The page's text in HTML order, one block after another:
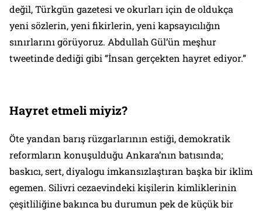
değil, Türkgün gazetesi ve okurları için de oldukça
yeni sözlerin, yeni fikirlerin, yeni kapsayıcılığın
sınırlarını görüyoruz. Abdullah Gül’ün meşhur
tweetinde dediği gibi “İnsan gerçekten hayret ediyor.”
Hayret etmeli miyiz?
Öte yandan barış rüzgarlarının estiği, demokratik
reformların konuşulduğu Ankara’nın batısında;
baskıcı, sert, diyalogu imkansızlaştıran başka bir iklim
egemen. Silivri cezaevindeki kişilerin kimliklerinin
çeşitliliğine bakınca bu durumun pek de küçük bir